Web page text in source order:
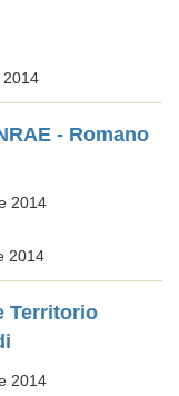
2014
- Romano
2014
2014
Territorio
2014